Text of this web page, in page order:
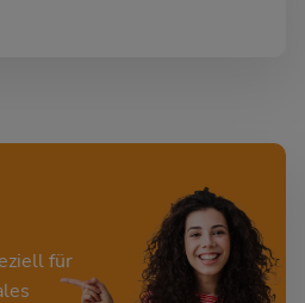
für